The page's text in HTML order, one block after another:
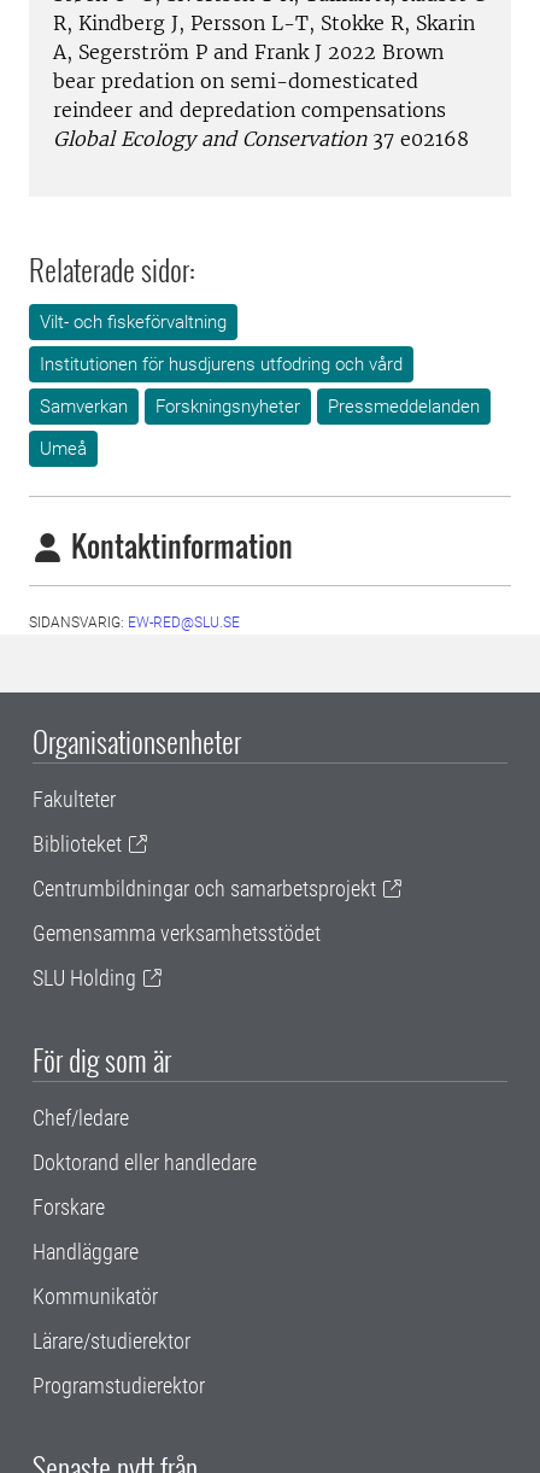
R, Kindberg J, Persson L-T, Stokke R, Skarin
A, Segerström P and Frank J 2022 Brown
bear predation on semi-domesticated
reindeer and depredation compensations
Global Ecology and Conservation37 e02168
Relaterade sidor:
Vilt- och fiskeförvaltning
Institutionen för husdjurens utfodring och vård
Samverkan
Forskningsnyheter
Pressmeddelanden
Umeå
Kontaktinformation
SIDANSVARIG: EW-RED@SLU.SE
Organisationsenheter
Fakulteter
Biblioteket
Centrumbildningar och samarbetsprojekt
Gemensamma verksamhetsstödet
SLU Holding
För dig som är
Chef/ledare
Doktorand eller handledare
Forskare
Handläggare
Kommunikatör
Lärare/studierektor
Programstudierektor